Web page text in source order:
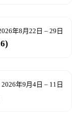
年8月22日 – 29日
2026年9月4日 – 11日